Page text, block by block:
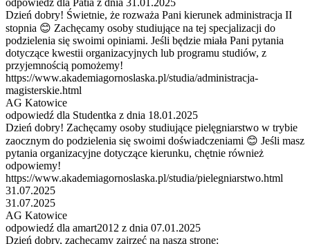
Dzień dobry! Świetnie, że rozważa Pani kierunek administracja II
stopnia 😊 Zachęcamy osoby studiujące na tej specjalizacji do
podzielenia się swoimi opiniami. Jeśli będzie miała Pani pytania
dotyczące kwestii organizacyjnych lub programu studiów, z
przyjemnością pomożemy!
https://www.akademiagornoslaska.pl/studia/administracja-
magisterskie.html
AG Katowice
odpowiedź dla Studentka z dnia 18.01.2025
Dzień dobry! Zachęcamy osoby studiujące pielęgniarstwo w trybie
zaocznym do podzielenia się swoimi doświadczeniami 😊 Jeśli masz
pytania organizacyjne dotyczące kierunku, chętnie również
odpowiemy!
https://www.akademiagornoslaska.pl/studia/pielegniarstwo.html
31.07.2025
31.07.2025
AG Katowice
odpowiedź dla amart2012 z dnia 07.01.2025
Dzień dobry, zachęcamy zajrzeć na naszą stronę: